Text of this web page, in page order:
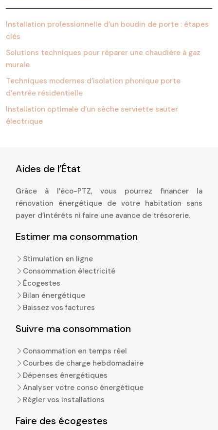
Installation professionnelle d’un boudin de porte : étapes
clés
Solutions techniques pour réparer une chaudière à gaz
murale
Techniques modernes d’isolation phonique porte
d’entrée résidentielle
Installation optimale d’un sèche serviette sauter
électrique
Aides de l’État
Grâce à l’éco-PTZ, vous pourrez financer la
rénovation énergétique de votre habitation sans
payer d’intérêts ni faire une avance de trésorerie.
Estimer ma consommation
Stimulation en ligne
Consommation électricité
Écogestes
Bilan énergétique
Baissez vos factures
Suivre ma consommation
Consommation en temps réel
Courbes de charge hebdomadaire
Dépenses énergétiques
Analyser votre conso énergétique
Régler vos installations
Faire des écogestes